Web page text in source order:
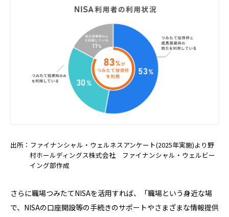
出所：ファイナンシャル・ウェルネスアンケート(2025年実施)より野
村ホールディングス株式会社 ファイナンシャル・ウェルビー
イング部作成
さらに職場つみたてNISAを活用すれば、「職場という身近な場
で、NISAの口座開設等の手続きのサポートやさまざまな情報提供